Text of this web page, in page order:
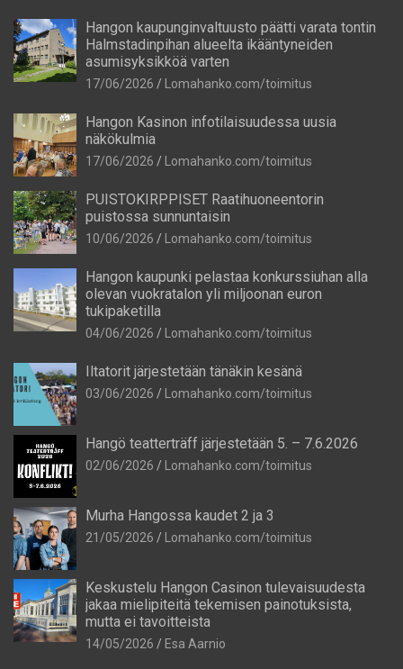
Hangon kaupunginvaltuusto päätti varata tontin
Halmstadinpihan alueelta ikääntyneiden
asumisyksikköä varten
17/06/2026 Lomahanko.com/toimitus
Hangon Kasinon infotilaisuudessa uusia
näkökulmia
17/06/2026 Lomahanko.com/toimitus
PUISTOKIRPPISET Raatihuoneentorin
puistossa sunnuntaisin
10/06/2026 Lomahanko.com/toimitus
Hangon kaupunki pelastaa konkurssiuhan alla
olevan vuokratalon yli miljoonan euron
tukipaketilla
04/06/2026 Lomahanko.com/toimitus
Iltatorit järjestetään tänäkin kesänä
03/06/2026 Lomahanko.com/toimitus
Hangö teatterträff järjestetään 5. – 7.6.2026
02/06/2026 Lomahanko.com/toimitus
Murha Hangossa kaudet 2 ja 3
21/05/2026 Lomahanko.com/toimitus
Keskustelu Hangon Casinon tulevaisuudesta
jakaa mielipiteitä tekemisen painotuksista,
mutta ei tavoitteista
14/05/2026 Esa Aarnio